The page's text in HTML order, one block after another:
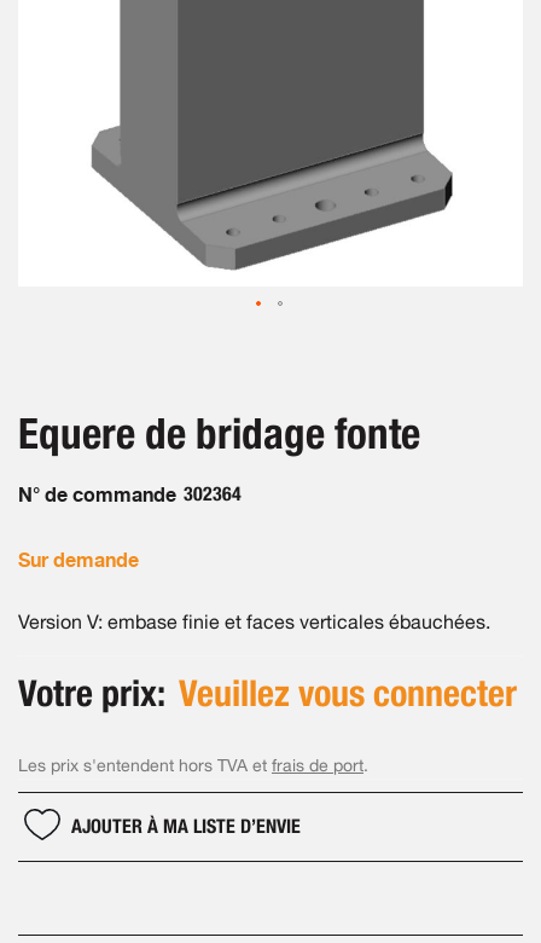
beginning
of
images
Equere de bridage fonte
N° de commande 302364
Sur demande
Version V: embase finie et faces verticales ébauchées.
Votre prix: Veuillez vous connecter
Les prix s'entendent hors TVA et frais de port.
AJOUTER À MA LISTE D’ENVIE